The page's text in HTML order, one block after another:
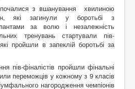
з вшанування хвилиною
які загинули у боротьбі з
за волю і незалежність
тренувань стартували пів-
пройшли в запеклій боротьбі за
пів-фіналістів пройшли фінальні
переможців у кожному з 9 класів
нагородження чемпіонів